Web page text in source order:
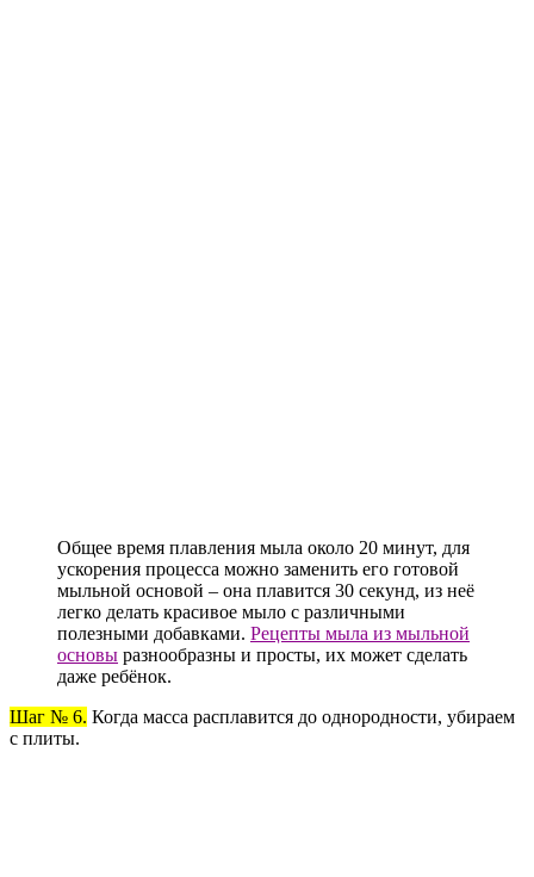
Общее время плавления мыла около 20 минут, для
ускорения процесса можно заменить его готовой
мыльной основой – она плавится 30 секунд, из неё
легко делать красивое мыло с различными
полезными добавками. Рецепты мыла из мыльной
основы разнообразны и просты, их может сделать
даже ребёнок.
Шаг № 6. Когда масса расплавится до однородности, убираем
с плиты.